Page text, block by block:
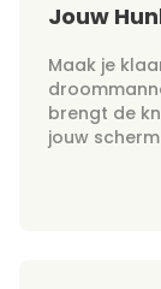
Jouw
Maak je
brengt de
jouw